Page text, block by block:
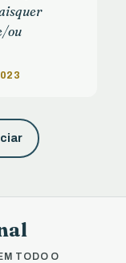
ou
TODO O